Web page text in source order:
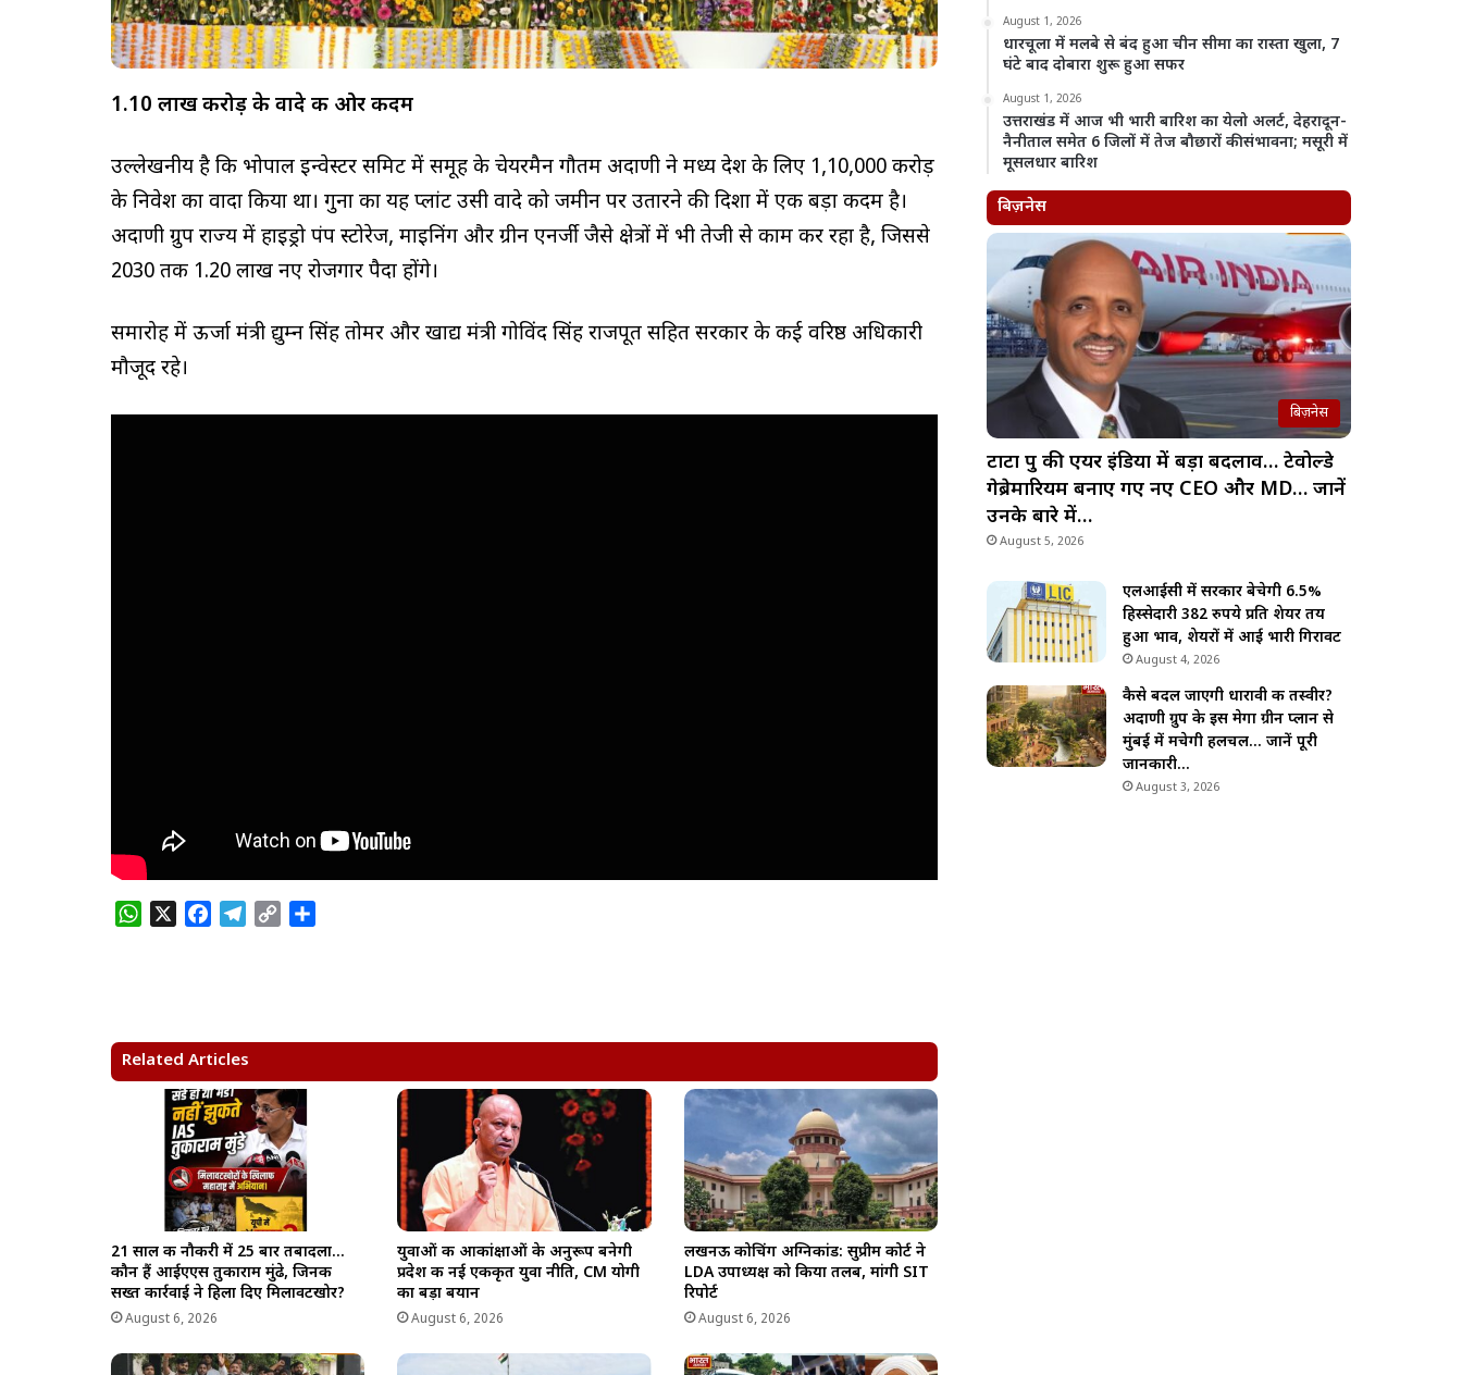
₹1.10 लाख करोड़ के वादे की ओर कदम
उल्लेखनीय है कि भोपाल इन्वेस्टर समिट में समूह के चेयरमैन गौतम अदाणी ने मध्य प्रदेश के लिए ₹1,10,000 करोड़
के निवेश का वादा किया था। गुना का यह प्लांट उसी वादे को जमीन पर उतारने की दिशा में एक बड़ा कदम है।
अदाणी ग्रुप राज्य में हाइड्रो पंप स्टोरेज, माइनिंग और ग्रीन एनर्जी जैसे क्षेत्रों में भी तेजी से काम कर रहा है, जिससे
2030 तक 1.20 लाख नए रोजगार पैदा होंगे।
समारोह में ऊर्जा मंत्री प्रद्युम्न सिंह तोमर और खाद्य मंत्री गोविंद सिंह राजपूत सहित सरकार के कई वरिष्ठ अधिकारी
मौजूद रहे।
W
A
p
o
o
k
r
a
m
i
k
Related Articles
21 साल की नौकरी में 25 बार तबादला…
कौन हैं आईएएस तुकाराम मुंढे, जिनकी
सख्त कार्रवाई ने हिला दिए मिलावटखोर?
August 6, 2026
युवाओं की आकांक्षाओं के अनुरूप बनेगी
प्रदेश की नई एकीकृत युवा नीति, CM योगी
का बड़ा बयान
August 6, 2026
लखनऊ कोचिंग अग्निकांड: सुप्रीम कोर्ट ने
LDA उपाध्यक्ष को किया तलब, मांगी SIT
रिपोर्ट
August 6, 2026
August 1, 2026
धारचूला में मलबे से बंद हुआ चीन सीमा का रास्ता खुला, 7
घंटे बाद दोबारा शुरू हुआ सफर
August 1, 2026
उत्तराखंड में आज भी भारी बारिश का येलो अलर्ट, देहरादून-
नैनीताल समेत 6 जिलों में तेज बौछारों की संभावना; मसूरी में
मूसलधार बारिश
बिज़नेस
बिज़नेस
टाटा ग्रुप की एयर इंडिया में बड़ा बदलाव… टेवोल्डे
गेब्रेमारियम बनाए गए नए CEO और MD… जानें
उनके बारे में…
August 5, 2026
एलआईसी में सरकार बेचेगी 6.5%
हिस्सेदारी 382 रुपये प्रति शेयर तय
हुआ भाव, शेयरों में आई भारी गिरावट
August 4, 2026
कैसे बदल जाएगी धारावी की तस्वीर?
अदाणी ग्रुप के इस मेगा ग्रीन प्लान से
मुंबई में मचेगी हलचल… जानें पूरी
जानकारी…
August 3, 2026